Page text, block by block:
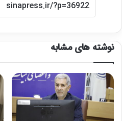
نوشته های مشابه